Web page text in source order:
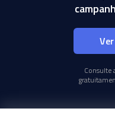
Consulte